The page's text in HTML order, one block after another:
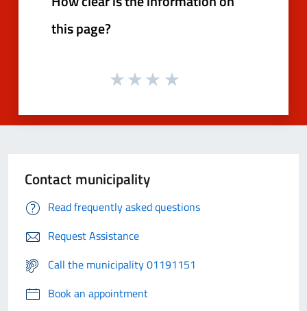
this page?
Contact municipality
Read frequently asked questions
Request Assistance
Call the municipality 01191151
Book an appointment